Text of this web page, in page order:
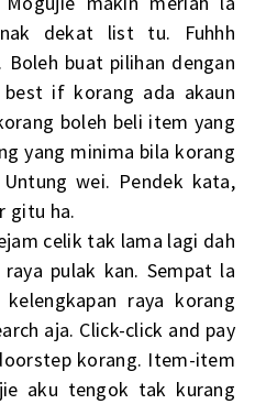
dekat list tu. Fuhhh
Boleh buat pilihan dengan
if korang ada akaun
boleh beli item yang
yang minima bila korang
wei. Pendek kata,
gitu ha.
celik tak lama lagi dah
pulak kan. Sempat la
raya korang
aja. Click-click and pay
korang. Item-item
aku tengok tak kurang